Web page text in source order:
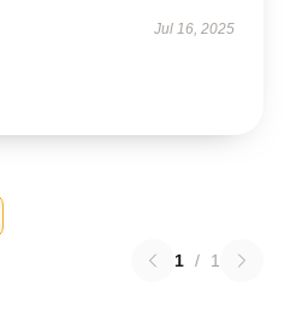
Jul 16, 2025
1 / 1